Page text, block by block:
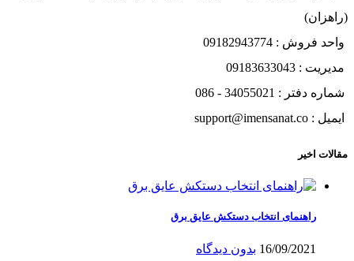
(راهزان)
واحد فروش : 09182943774
مدیریت : 09183633043
شماره دفتر : 34055021 - 086
ایمیل : support@imensanat.co
مقالات اخیر
راهنمای انتخاب دستکش عایق برق
16/09/2021 بدون دیدگاه